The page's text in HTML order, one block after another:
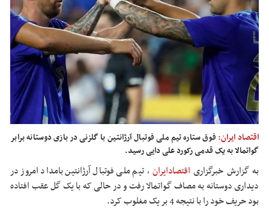
اقتصاد ایران: فوق ستاره تیم ملی فوتبال آرژانتین با گلزنی در بازی دوستانه برابر
گواتمالا به یک قدمی رکورد علی دایی رسید.
به گزارش خبرگزاری اقتصادایران،تیم ملی فوتبال آرژانتین بامداد امروز در
دیداری دوستانه به مصاف گواتمالا رفت و در حالی که با یک گل عقب افتاده
بود حریف خود را با نتیجه 4 بر یک مغلوب کرد.